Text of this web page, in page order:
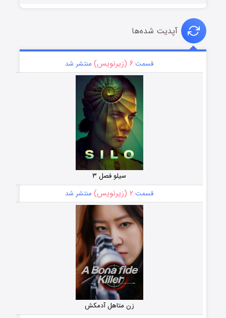
آپدیت شده‌ها
قسمت ۶ (زیرنویس) منتشر شد
سیلو فصل ۳
قسمت ۲ (زیرنویس) منتشر شد
زن متاهل آدمکش